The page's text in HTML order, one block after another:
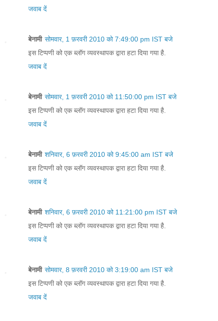
जवाब दें
बेनामी सोमवार, 1 फ़रवरी 2010 को 7:49:00 pm IST बजे
इस टिप्पणी को एक ब्लॉग व्यवस्थापक द्वारा हटा दिया गया है.
जवाब दें
बेनामी सोमवार, 1 फ़रवरी 2010 को 11:50:00 pm IST बजे
इस टिप्पणी को एक ब्लॉग व्यवस्थापक द्वारा हटा दिया गया है.
जवाब दें
बेनामी शनिवार, 6 फ़रवरी 2010 को 9:45:00 am IST बजे
इस टिप्पणी को एक ब्लॉग व्यवस्थापक द्वारा हटा दिया गया है.
जवाब दें
बेनामी शनिवार, 6 फ़रवरी 2010 को 11:21:00 pm IST बजे
इस टिप्पणी को एक ब्लॉग व्यवस्थापक द्वारा हटा दिया गया है.
जवाब दें
बेनामी सोमवार, 8 फ़रवरी 2010 को 3:19:00 am IST बजे
इस टिप्पणी को एक ब्लॉग व्यवस्थापक द्वारा हटा दिया गया है.
जवाब दें